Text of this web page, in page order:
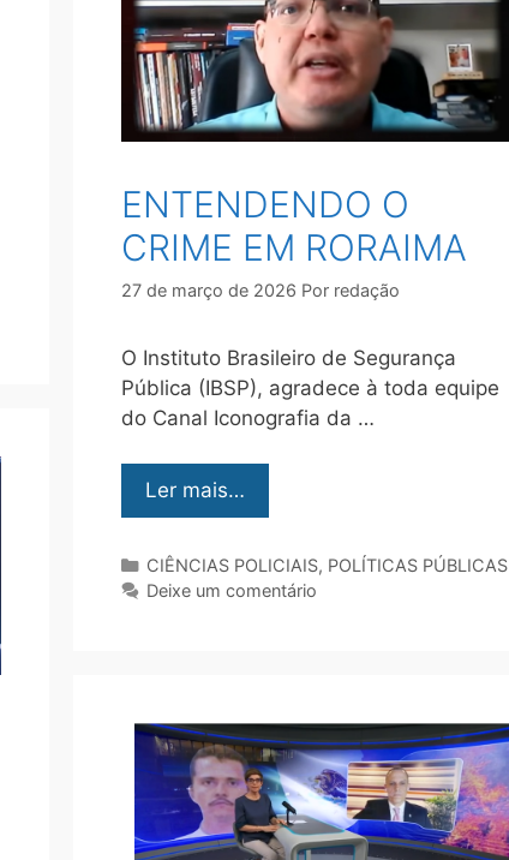
ENTENDENDO O
CRIME EM RORAIMA
27 de março de 2026 Por redação
O Instituto Brasileiro de Segurança
Pública (IBSP), agradece à toda equipe
do Canal Iconografia da …
Ler mais…
CIÊNCIAS POLICIAIS, POLÍTICAS PÚBLICAS
Deixe um comentário